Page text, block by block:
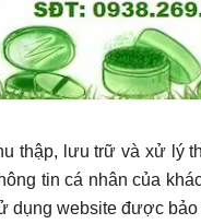
thập, lưu trữ và xử lý
tin cá nhân của
dụng website được